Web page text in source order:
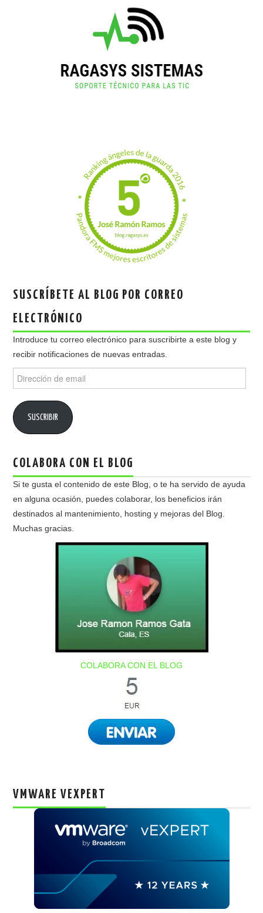
SUSCRÍBETE AL BLOG POR CORREO
ELECTRÓNICO
Introduce tu correo electrónico para suscribirte a este blog y
recibir notificaciones de nuevas entradas.
de
SUSCRIBIR
COLABORA CON EL BLOG
Si te gusta el contenido de este Blog, o te ha servido de ayuda
en alguna ocasión, puedes colaborar, los beneficios irán
destinados al mantenimiento, hosting y mejoras del Blog.
Muchas gracias.
COLABORA CON EL BLOG
VMWARE VEXPERT